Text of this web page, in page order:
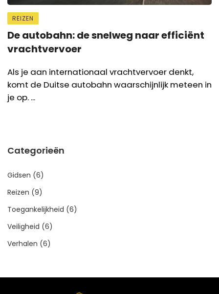
REIZEN
De autobahn: de snelweg naar efficiënt
vrachtvervoer
Als je aan internationaal vrachtvervoer denkt,
komt de Duitse autobahn waarschijnlijk meteen in
je op. ...
Categorieën
Gidsen (6)
Reizen (9)
Toegankelijkheid (6)
Veiligheid (6)
Verhalen (6)